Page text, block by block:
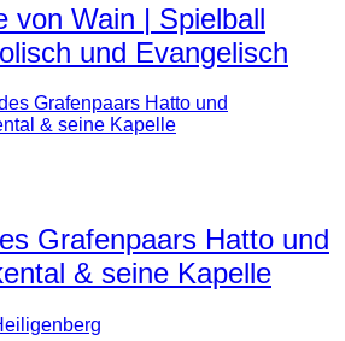
von Wain | Spielball
und Evangelisch
Grafenpaars Hatto und
& seine Kapelle